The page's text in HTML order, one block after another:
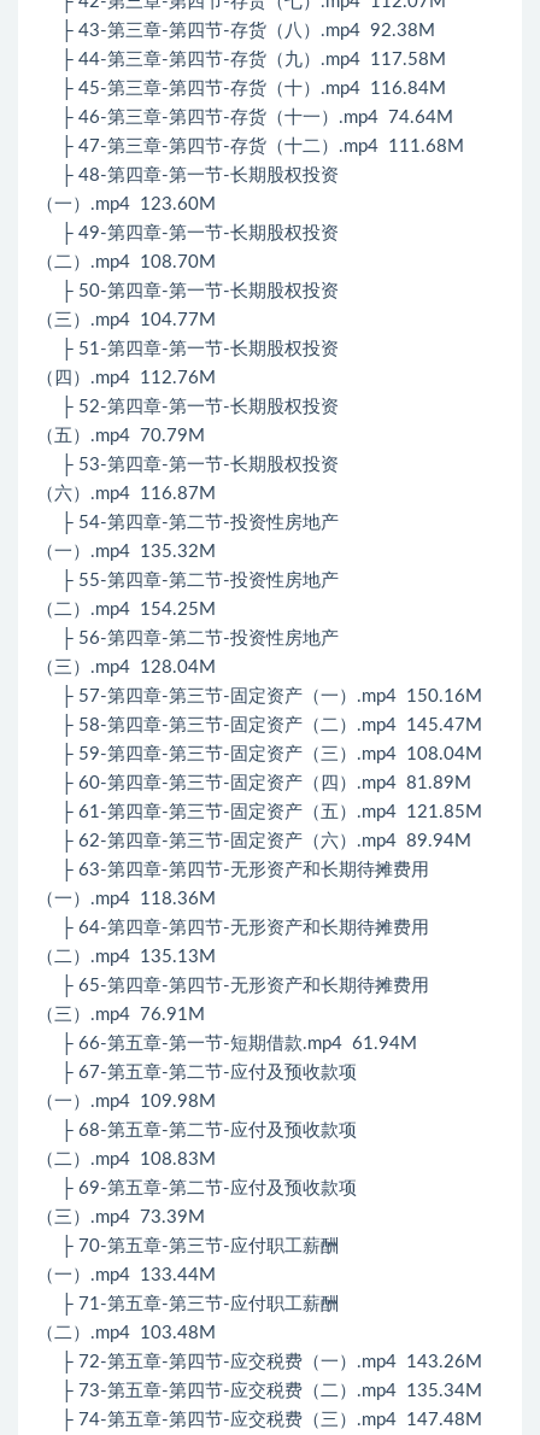
├ 43-第三章-第四节-存货（八）.mp4 92.38M
├ 44-第三章-第四节-存货（九）.mp4 117.58M
├ 45-第三章-第四节-存货（十）.mp4 116.84M
├ 46-第三章-第四节-存货（十一）.mp4 74.64M
├ 47-第三章-第四节-存货（十二）.mp4 111.68M
├ 48-第四章-第一节-长期股权投资
（一）.mp4 123.60M
├ 49-第四章-第一节-长期股权投资
（二）.mp4 108.70M
├ 50-第四章-第一节-长期股权投资
（三）.mp4 104.77M
├ 51-第四章-第一节-长期股权投资
（四）.mp4 112.76M
├ 52-第四章-第一节-长期股权投资
（五）.mp4 70.79M
├ 53-第四章-第一节-长期股权投资
（六）.mp4 116.87M
├ 54-第四章-第二节-投资性房地产
（一）.mp4 135.32M
├ 55-第四章-第二节-投资性房地产
（二）.mp4 154.25M
├ 56-第四章-第二节-投资性房地产
（三）.mp4 128.04M
├ 57-第四章-第三节-固定资产（一）.mp4 150.16M
├ 58-第四章-第三节-固定资产（二）.mp4 145.47M
├ 59-第四章-第三节-固定资产（三）.mp4 108.04M
├ 60-第四章-第三节-固定资产（四）.mp4 81.89M
├ 61-第四章-第三节-固定资产（五）.mp4 121.85M
├ 62-第四章-第三节-固定资产（六）.mp4 89.94M
├ 63-第四章-第四节-无形资产和长期待摊费用
（一）.mp4 118.36M
├ 64-第四章-第四节-无形资产和长期待摊费用
（二）.mp4 135.13M
├ 65-第四章-第四节-无形资产和长期待摊费用
（三）.mp4 76.91M
├ 66-第五章-第一节-短期借款.mp4 61.94M
├ 67-第五章-第二节-应付及预收款项
（一）.mp4 109.98M
├ 68-第五章-第二节-应付及预收款项
（二）.mp4 108.83M
├ 69-第五章-第二节-应付及预收款项
（三）.mp4 73.39M
├ 70-第五章-第三节-应付职工薪酬
（一）.mp4 133.44M
├ 71-第五章-第三节-应付职工薪酬
（二）.mp4 103.48M
├ 72-第五章-第四节-应交税费（一）.mp4 143.26M
├ 73-第五章-第四节-应交税费（二）.mp4 135.34M
├ 74-第五章-第四节-应交税费（三）.mp4 147.48M